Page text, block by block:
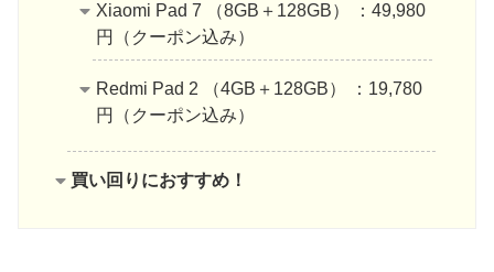
Xiaomi Pad 7 （8GB＋128GB） ：49,980
円（クーポン込み）
Redmi Pad 2 （4GB＋128GB） ：19,780
円（クーポン込み）
買い回りにおすすめ！